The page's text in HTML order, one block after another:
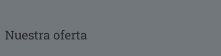
Nuestra oferta